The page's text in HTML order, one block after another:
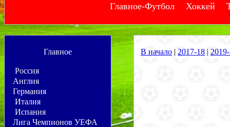
Главное-Футбол-- Хоккей
Главное
Россия
Англия
Германия
Италия
Испания
Лига Чемпионов УЕФА
В начало | 2017-18 |